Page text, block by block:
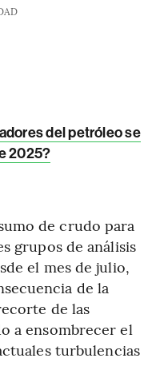
del petróleo se
2025?
de crudo para
grupos de análisis
el mes de julio,
de la
de las
a ensombrecer el
turbulencias